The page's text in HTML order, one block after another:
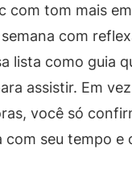
com tom mais
com
lista como guia
assistir. Em
você só
com seu tempo e